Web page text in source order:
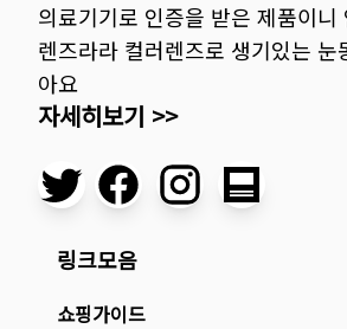
의료기기로 인증을 받은 제품이니
렌즈라라 컬러렌즈로 생기있는 눈
아요
자세히보기 >>
링크모음
쇼핑가이드